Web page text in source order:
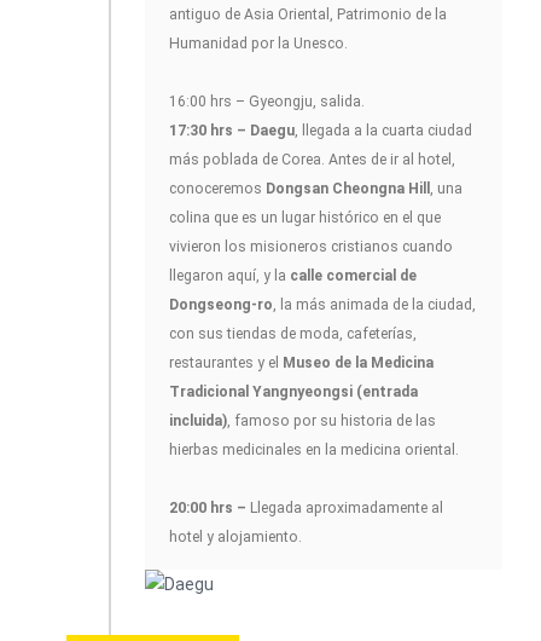
antiguo de Asia Oriental, Patrimonio de la
Humanidad por la Unesco.
16:00 hrs – Gyeongju, salida.
17:30 hrs – Daegu, llegada a la cuarta ciudad
más poblada de Corea. Antes de ir al hotel,
conoceremos Dongsan Cheongna Hill , una
colina que es un lugar histórico en el que
vivieron los misioneros cristianos cuando
llegaron aquí, y la calle comercial de
Dongseong-ro, la más animada de la ciudad,
con sus tiendas de moda, cafeterías,
restaurantes y el Museo de la Medicina
Tradicional Yangnyeongsi (entrada
incluida), famoso por su historia de las
hierbas medicinales en la medicina oriental.
20:00 hrs – Llegada aproximadamente al
hotel y alojamiento.